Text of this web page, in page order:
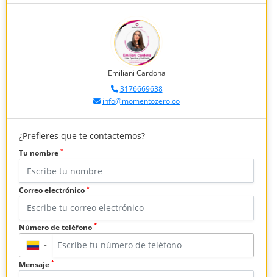
Emiliani Cardona
3176669638
info@momentozero.co
¿Prefieres que te contactemos?
Tu nombre *
Correo electrónico *
Número de teléfono *
▼
Mensaje *